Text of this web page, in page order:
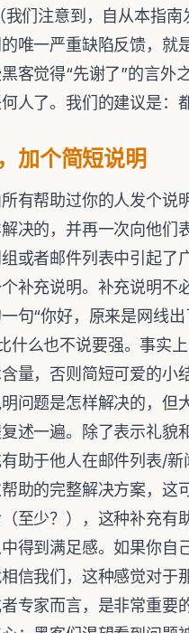
我们注意到，自从本指南
唯一严重缺陷反馈，就
客觉得“先谢了”的言外
人了。我们的建议是：
加个简短说明
有帮助过你的人发个说
决的，并再一次向他们
或者邮件列表中引起了
补充说明。补充说明不
句“你好，原来是网线出
什么也不说要强。事实
量，否则简短可爱的小
问题是怎样解决的，但
述一遍。除了表示礼貌
助于他人在邮件列表/新
助的完整解决方案，这
至少？），这种补充有
得到满足感。如果你自
信我们，这种感觉对于
专家而言，是非常重要